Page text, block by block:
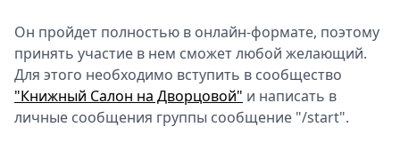
Он пройдет полностью в онлайн-формате, поэтому
принять участие в нем сможет любой желающий.
Для этого необходимо вступить в сообщество
"Книжный Салон на Дворцовой" и написать в
личные сообщения группы сообщение "/start".